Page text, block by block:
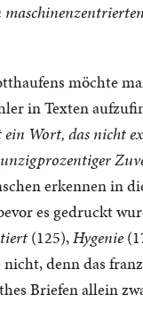
möchte
in Texten
Wort, das nicht
erkennen in
es gedruckt
(125),Hygenie
nicht, denn das
Briefen allein